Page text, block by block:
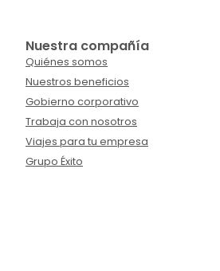
Nuestra compañía
Quiénes somos
Nuestros beneficios
Gobierno corporativo
Trabaja con nosotros
Viajes para tu empresa
Grupo Éxito